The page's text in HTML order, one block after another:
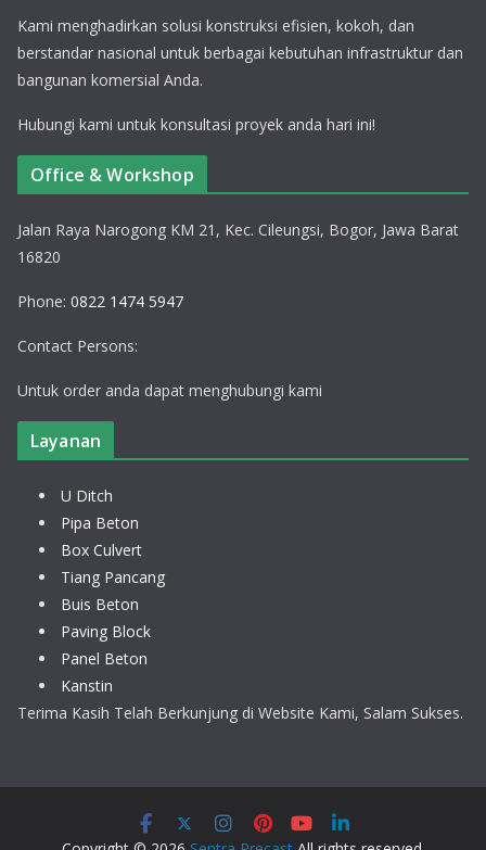
Kami menghadirkan solusi konstruksi efisien, kokoh, dan
berstandar nasional untuk berbagai kebutuhan infrastruktur dan
bangunan komersial Anda.
Hubungi kami untuk konsultasi proyek anda hari ini!
Office & Workshop
Jalan Raya Narogong KM 21, Kec. Cileungsi, Bogor, Jawa Barat
16820
Phone: 0822 1474 5947
Contact Persons:
Untuk order anda dapat menghubungi kami
Layanan
U Ditch
Pipa Beton
Box Culvert
Tiang Pancang
Buis Beton
Paving Block
Panel Beton
Kanstin
Terima Kasih Telah Berkunjung di Website Kami, Salam Sukses.